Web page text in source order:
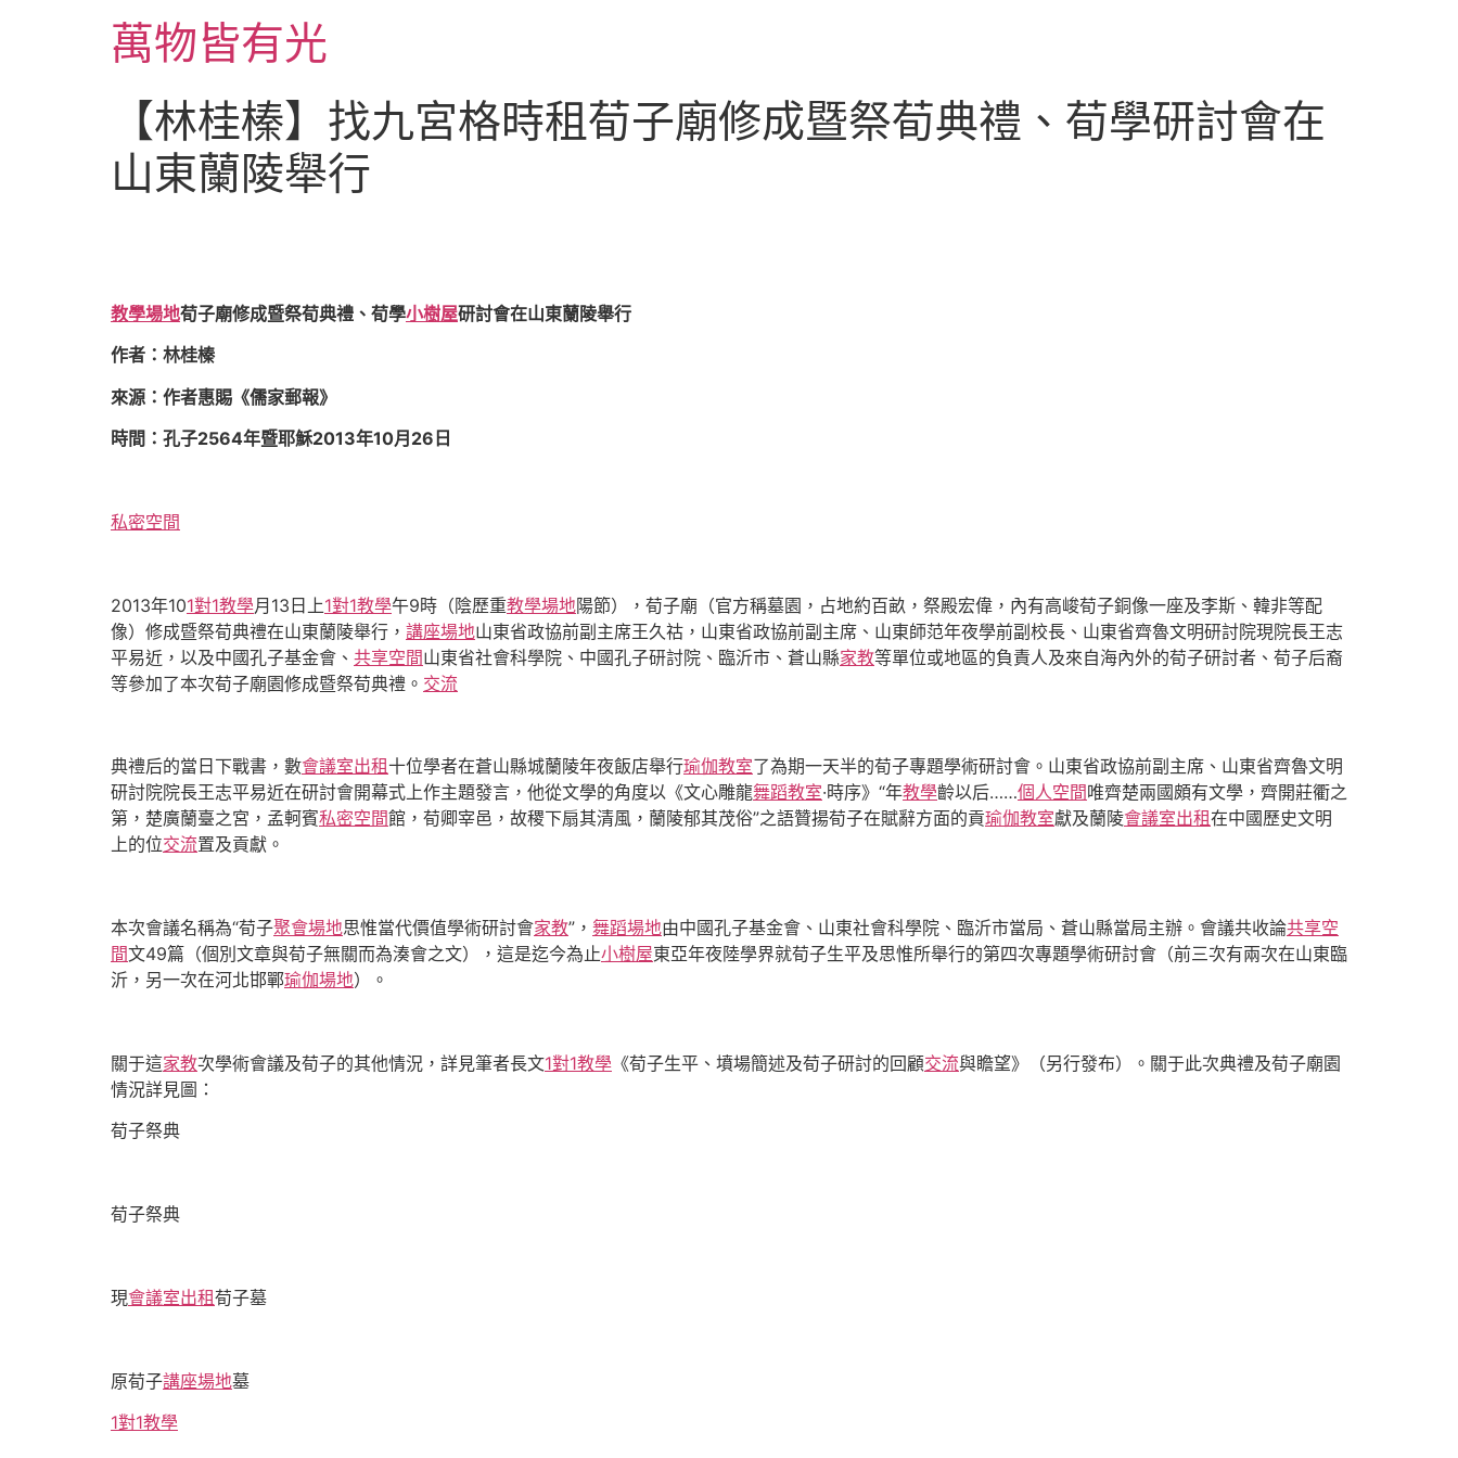
萬物皆有光
【林桂榛】找九宮格時租荀子廟修成暨祭荀典禮、荀學研討會在
山東蘭陵舉行
教學場地荀子廟修成暨祭荀典禮、荀學小樹屋研討會在山東蘭陵舉行
作者：林桂榛
來源：作者惠賜《儒家郵報》
時間：孔子2564年暨耶穌2013年10月26日
私密空間
2013年101對1教學月13日上1對1教學午9時（陰歷重教學場地陽節），荀子廟（官方稱墓園，占地約百畝，祭殿宏偉，內有高峻荀子銅像一座及李斯、韓非等配
像）修成暨祭荀典禮在山東蘭陵舉行， 講座場地山東省政協前副主席王久祜，山東省政協前副主席、山東師范年夜學前副校長、山東省齊魯文明研討院現院長王志
平易近，以及中國孔子基金會、 共享空間山東省社會科學院、中國孔子研討院、臨沂市、蒼山縣家教等單位或地區的負責人及來自海內外的荀子研討者、荀子后裔
等參加了本次荀子廟園修成暨祭荀典禮。 交流
典禮后的當日下戰書，數會議室出租十位學者在蒼山縣城蘭陵年夜飯店舉行瑜伽教室了為期一天半的荀子專題學術研討會。山東省政協前副主席、山東省齊魯文明
研討院院長王志平易近在研討會開幕式上作主題發言，他從文學的角度以《文心雕龍舞蹈教室·時序》“年教學齡以后……個人空間唯齊楚兩國頗有文學，齊開莊衢之
第，楚廣蘭臺之宮，孟軻賓私密空間館，荀卿宰邑，故稷下扇其清風，蘭陵郁其茂俗”之語贊揚荀子在賦辭方面的貢瑜伽教室獻及蘭陵會議室出租在中國歷史文明
上的位交流置及貢獻。
本次會議名稱為“荀子聚會場地思惟當代價值學術研討會家教”， 舞蹈場地由中國孔子基金會、山東社會科學院、臨沂市當局、蒼山縣當局主辦。會議共收論共享空
間文49篇（個別文章與荀子無關而為湊會之文），這是迄今為止小樹屋東亞年夜陸學界就荀子生平及思惟所舉行的第四次專題學術研討會（前三次有兩次在山東臨
沂，另一次在河北邯鄲瑜伽場地）。
關于這家教次學術會議及荀子的其他情況，詳見筆者長文1對1教學 《荀子生平、墳場簡述及荀子研討的回顧交流與瞻望》（另行發布）。關于此次典禮及荀子廟園
情況詳見圖：
荀子祭典
荀子祭典
現會議室出租荀子墓
原荀子講座場地墓
1對1教學